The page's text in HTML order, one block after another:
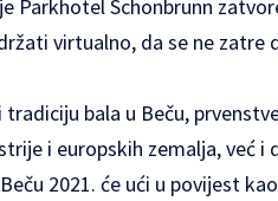
Parkhotel Schönbrunn
virtualno, da se ne
tradiciju bala u Beču,
i europskih zemalja, već i
2021. će ući u povijest